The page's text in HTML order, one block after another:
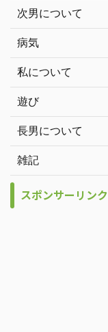
次男について
病気
私について
遊び
長男について
雑記
スポンサーリンク